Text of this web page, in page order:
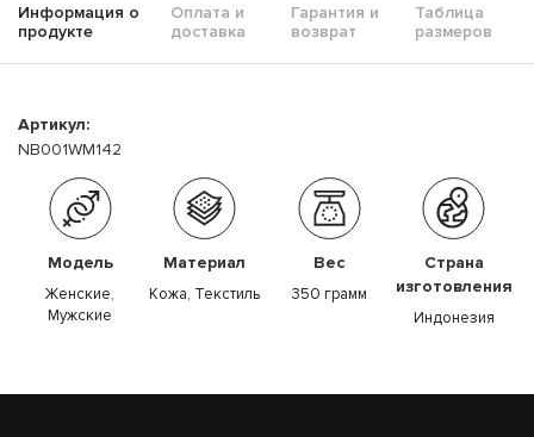
Информация о
продукте
Оплата и
доставка
Гарантия и
возврат
Таблица
размеров
Артикул:
NB001WM142
Модель
Женские,
Мужские
Материал
Кожа, Текстиль
Вес
350 грамм
Страна
изготовления
Индонезия